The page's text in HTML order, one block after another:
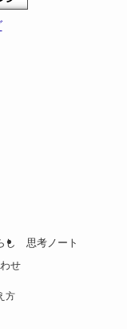
し
思考ノート
せ
方